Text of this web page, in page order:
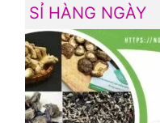
SỈ HÀNG NGÀY